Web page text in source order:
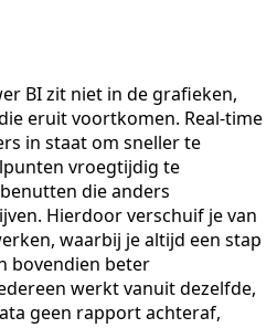
BI zit niet in de grafieken,
eruit voortkomen. Real-time
in staat om sneller te
vroegtijdig te
die anders
Hierdoor verschuif je van
waarbij je altijd een stap
bovendien beter
werkt vanuit dezelfde,
geen rapport achteraf,